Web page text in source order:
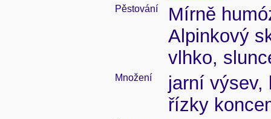
Pěstování
Mírně
Alpinkový
vlhko,
Množení
jarní výsev,
řízky